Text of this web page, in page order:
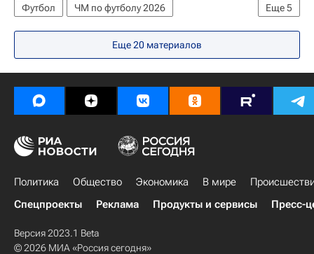
Еще5
Футбол
ЧМ по футболу 2026
Лионель Месси
Антуан Гризманн
Франция Аргентина
Еще 20 материалов
Политика Общество Экономика В мире
Спецпроекты
Реклама Продукты и сервисы Пресс-
Версия 2023.1 Beta
© 2026 МИА «Россия сегодня»